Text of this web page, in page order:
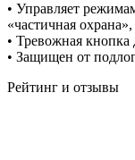
• Управляет
«частичная
• Тревожная кнопка
• Защищен от
Рейтинг и отзывы